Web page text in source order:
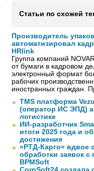
Статьи по схожей
Производитель
автоматизировал
HRlink
Группа компаний
от бумаги в кадровом
электронный формат
рабочих
иностранных граждан.
TMS платформа
(оператор ИС ЭПД)
логистике
ИИ-разработчик
итоги 2025 года и
достижения
«РТД-Карго» вдвое
обработки заявок
BPMSoft